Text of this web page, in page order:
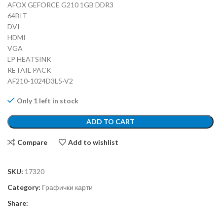
AFOX GEFORCE G210 1GB DDR3
64BIT
DVI
HDMI
VGA
LP HEATSINK
RETAIL PACK
AF210-1024D3L5-V2
Only 1 left in stock
ADD TO CART
Compare Add to wishlist
SKU: 17320
Category: Графички карти
Share: